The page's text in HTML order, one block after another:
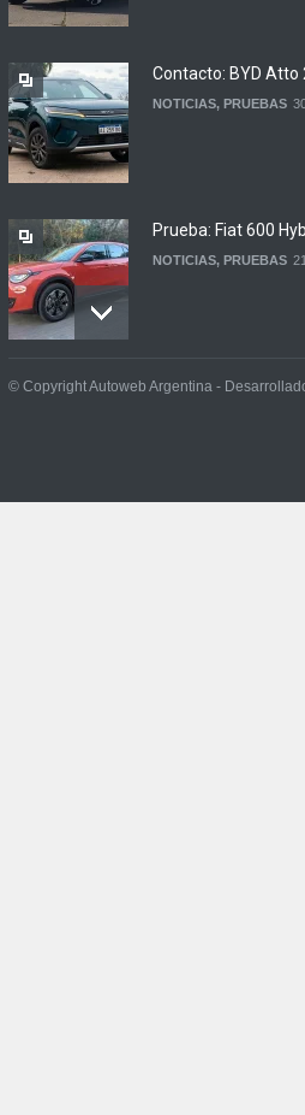
Contacto: BYD Atto
NOTICIAS, PRUEBAS
Prueba: Fiat 600
NOTICIAS, PRUEBAS
Prueba: BYD Song
© Copyright Autoweb Argentina -